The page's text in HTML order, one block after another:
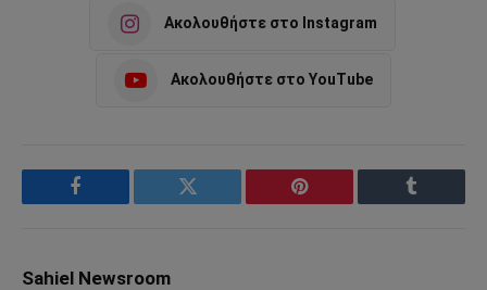
Ακολουθήστε στο Instagram
Ακολουθήστε στο YouTube
Facebook Twitter Pinterest Tumblr
Sahiel Newsroom